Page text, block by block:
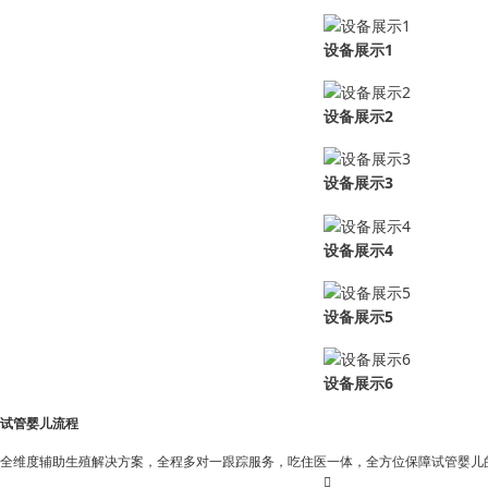
设备展示1
设备展示2
设备展示3
设备展示4
设备展示5
设备展示6
试管婴儿流程
全维度辅助生殖解决方案，全程多对一跟踪服务，吃住医一体，全方位保障试管婴儿
